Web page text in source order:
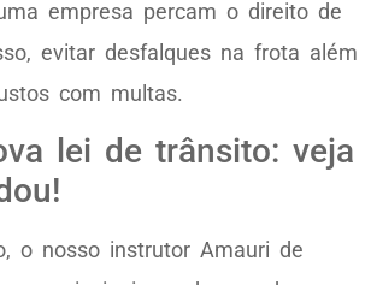
empresa percam o direito de
evitar desfalques na frota além
com multas.
lei de trânsito: veja
o nosso instrutor Amauri de